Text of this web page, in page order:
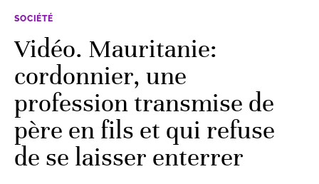
SOCIÉTÉ
Vidéo. Mauritanie:
cordonnier, une
profession transmise de
père en fils et qui refuse
de se laisser enterrer